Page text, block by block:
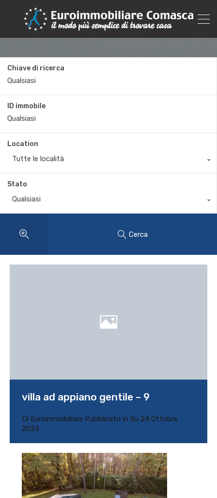
Chiave di ricerca
ID immobile
Location
Tutte le località
Stato
Qualsiasi
Cerca
villa ad appiano gentile – 9
Di Euroimmobiliare Pubblicato in Su 24 Ottobre
2023